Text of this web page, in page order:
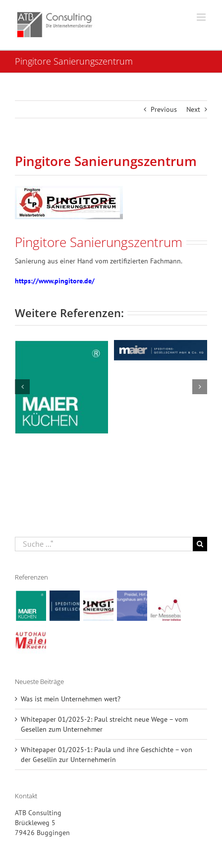
content
Pingitore Sanierungszentrum
Previous Next
Pingitore Sanierungszentrum
Pingitore Sanierungszentrum
Sanierung aus einer Hand vom zertifizierten Fachmann.
https://www.pingitore.de/
Weitere Referenzen:
Spedition
Pingitore
Suche
nach:
Referenzen
Neueste Beiträge
Was ist mein Unternehmen wert?
Whitepaper 01/2025-2: Paul streicht neue Wege – vom
Gesellen zum Unternehmer
Whitepaper 01/2025-1: Paula und ihre Geschichte – von
der Gesellin zur Unternehmerin
Kontakt
ATB Consulting
Brückleweg 5
79426 Buggingen